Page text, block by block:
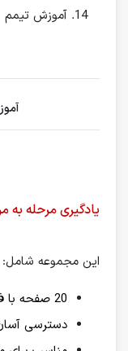
آموزش تیمم
یادگیری مرحله به
این مجموعه شامل:
20 صفحه با فرمت pdf
دسترسی